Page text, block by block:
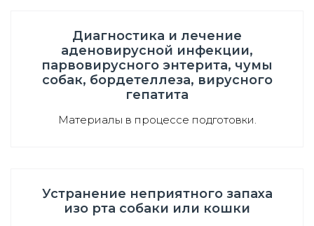
Диагностика и лечение
аденовирусной инфекции,
парвовирусного энтерита, чумы
собак, бордетеллеза, вирусного
гепатита
Материалы в процессе подготовки.
Устранение неприятного запаха
изо рта собаки или кошки